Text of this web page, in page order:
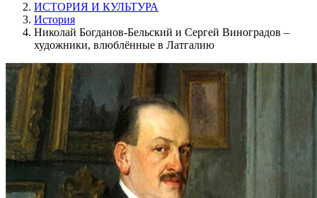
ИСТОРИЯ И КУЛЬТУРА
История
Николай Богданов-Бельский и Сергей Виноградов –
художники, влюблённые в Латгалию